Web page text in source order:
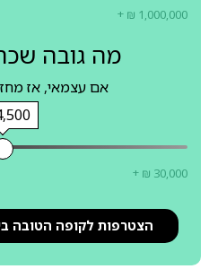
+ ₪ 1,000,000
מה גובה
אם עצמאי, אז
+ ₪ 30,000
הצטרפות לקופה הטובה